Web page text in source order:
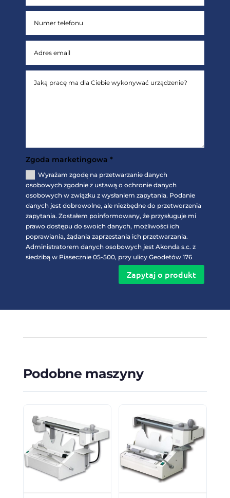
Zgoda marketingowa *
Wyrażam zgodę na przetwarzanie danych
osobowych zgodnie z ustawą o ochronie danych
osobowych w związku z wysłaniem zapytania. Podanie
danych jest dobrowolne, ale niezbędne do przetworzenia
zapytania. Zostałem poinformowany, że przysługuje mi
prawo dostępu do swoich danych, możliwości ich
poprawiania, żądania zaprzestania ich przetwarzania.
Administratorem danych osobowych jest Akonda s.c. z
siedzibą w Piasecznie 05-500, przy ulicy Geodetów 176
Zapytaj o produkt
Podobne maszyny